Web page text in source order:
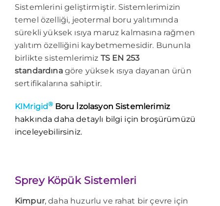
Sistemlerini geliştirmiştir. Sistemlerimizin
temel özelliği, jeotermal boru yalıtımında
sürekli yüksek ısıya maruz kalmasına rağmen
yalıtım özelliğini kaybetmemesidir. Bununla
birlikte sistemlerimiz TS EN 253
standardınagöre yüksek ısıya dayanan ürün
sertifikalarına sahiptir.
KIMrigid® Boru İzolasyon Sistemlerimiz
hakkında daha detaylı bilgi için broşürümüzü
inceleyebilirsiniz.
Sprey Köpük Sistemleri
Kimpur, daha huzurlu ve rahat bir çevre için